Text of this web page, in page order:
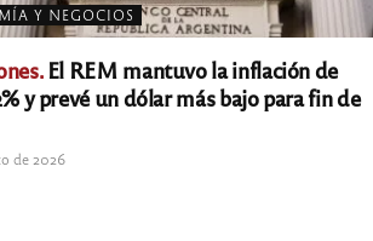
Y NEGOCIOS
El REM mantuvo la inflación de
y prevé un dólar más bajo para fin de
de 2026